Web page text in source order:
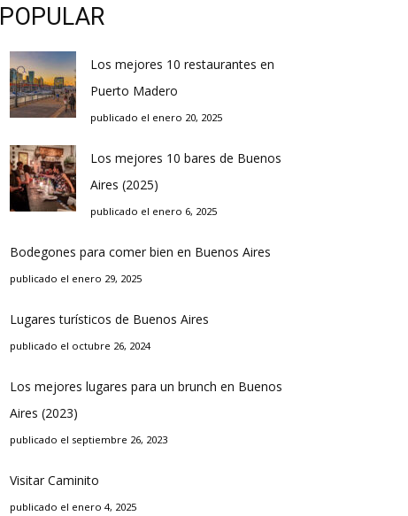
POPULAR
Los mejores 10 restaurantes en
Puerto Madero
publicado el enero 20, 2025
Los mejores 10 bares de Buenos
Aires (2025)
publicado el enero 6, 2025
Bodegones para comer bien en Buenos Aires
publicado el enero 29, 2025
Lugares turísticos de Buenos Aires
publicado el octubre 26, 2024
Los mejores lugares para un brunch en Buenos
Aires (2023)
publicado el septiembre 26, 2023
Visitar Caminito
publicado el enero 4, 2025